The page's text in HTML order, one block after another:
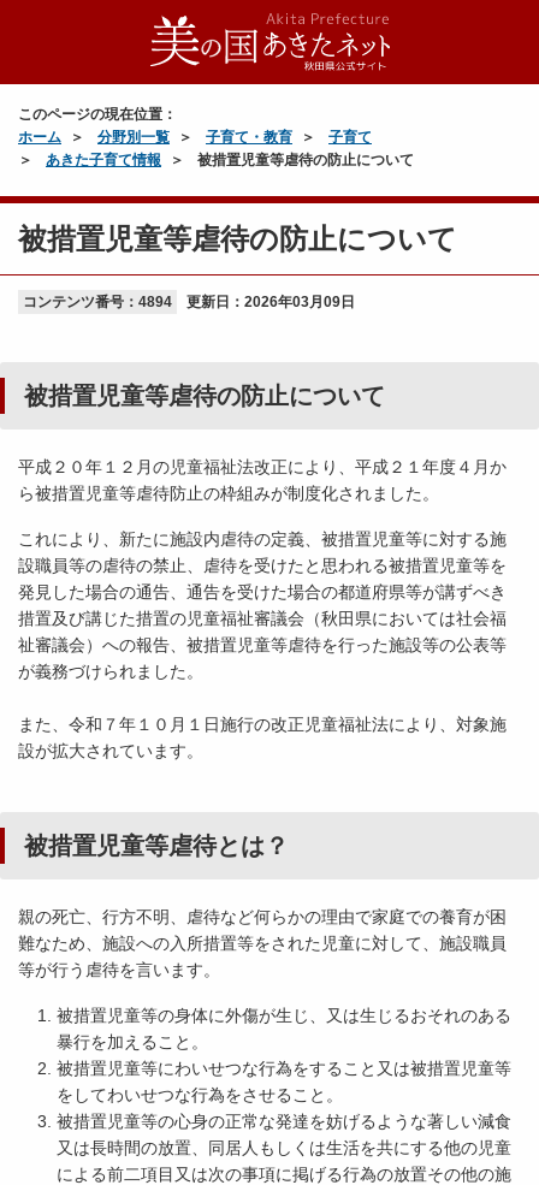
このページの現在位置：
ホーム
分野別一覧 子育て・教育
子育て
あきた子育て情報
被措置児童等虐待の防止について
被措置児童等虐待の防止について
コンテンツ番号：4894 更新日： 2026年03月09日
被措置児童等虐待の防止について
平成２０年１２月の児童福祉法改正により、平成２１年度４月か
ら被措置児童等虐待防止の枠組みが制度化されました。
これにより、新たに施設内虐待の定義、被措置児童等に対する施
設職員等の虐待の禁止、虐待を受けたと思われる被措置児童等を
発見した場合の通告、通告を受けた場合の都道府県等が講ずべき
措置及び講じた措置の児童福祉審議会（秋田県においては社会福
祉審議会）への報告、被措置児童等虐待を行った施設等の公表等
が義務づけられました。
また、令和７年１０月１日施行の改正児童福祉法により、対象施
設が拡大されています。
被措置児童等虐待とは？
親の死亡、行方不明、虐待など何らかの理由で家庭での養育が困
難なため、施設への入所措置等をされた児童に対して、施設職員
等が行う虐待を言います。
被措置児童等の身体に外傷が生じ、又は生じるおそれのある
暴行を加えること。
被措置児童等にわいせつな行為をすること又は被措置児童等
をしてわいせつな行為をさせること。
被措置児童等の心身の正常な発達を妨げるような著しい減食
又は長時間の放置、同居人もしくは生活を共にする他の児童
による前二項目又は次の事項に掲げる行為の放置その他の施